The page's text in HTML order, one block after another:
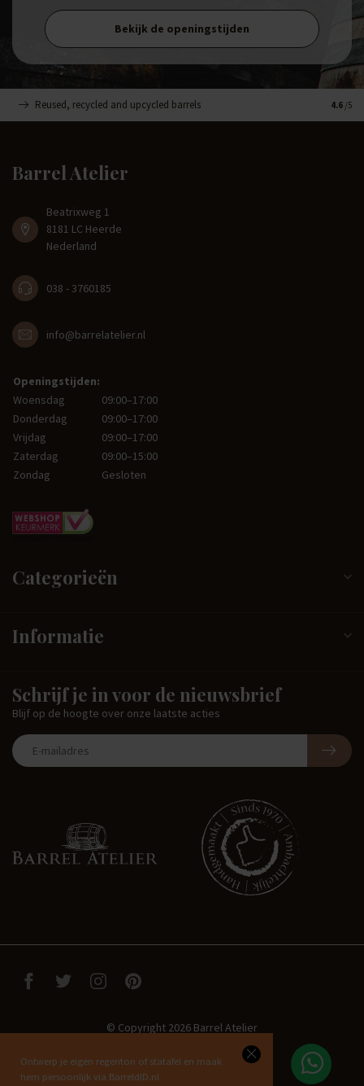
Ontwerp je eigen regenton of statafel en maak
hem persoonlijk via BarreldID.nl
Bekijk de openingstijden
Reused, recycled and upcycled barrels 4.6 /5
Barrel Atelier
Beatrixweg 1
8181 LC Heerde
Nederland
038 - 3760185
info@barrelatelier.nl
Openingstijden:
Woensdag
09:00–17:00
Donderdag
09:00–17:00
Vrijdag
09:00–17:00
Zaterdag
09:00–15:00
Zondag
Gesloten
Categorieën
Informatie
Schrijf je in voor de nieuwsbrief
Blijf op de hoogte over onze laatste acties
© Copyright 2026 Barrel Atelier